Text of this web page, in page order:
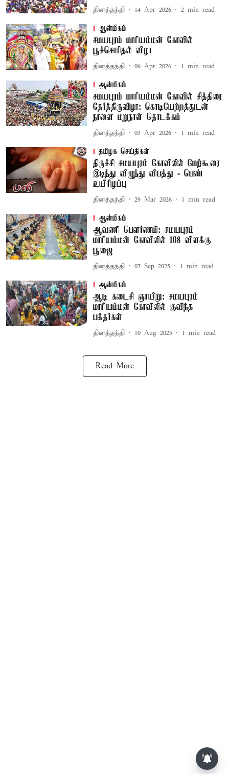
தினத்தந்தி 14 Apr 2026 2 min read
ஆன்மிகம்
சமயபுரம் மாரியம்மன் கோவில்
பூச்சொரிதல் விழா
தினத்தந்தி 06 Apr 2026 1 min read
ஆன்மிகம்
சமயபுரம் மாரியம்மன் கோவில் சித்திரை
தேர்த்திருவிழா: கொடியேற்றத்துடன்
நாளை மறுநாள் தொடக்கம்
தினத்தந்தி 03 Apr 2026 1 min read
தமிழக செய்திகள்
திருச்சி சமயபுரம் கோவிலில் மேற்கூரை
இடிந்து விழுந்து விபத்து - பெண்
உயிரிழப்பு
தினத்தந்தி 29 Mar 2026 1 min read
ஆன்மிகம்
ஆவணி பௌர்ணமி: சமயபுரம்
மாரியம்மன் கோவிலில் 108 விளக்கு
பூஜை
தினத்தந்தி 07 Sep 2025 1 min read
ஆன்மிகம்
ஆடி கடைசி ஞாயிறு: சமயபுரம்
மாரியம்மன் கோவிலில் குவிந்த
பக்தர்கள்
தினத்தந்தி 10 Aug 2025 1 min read
Read More